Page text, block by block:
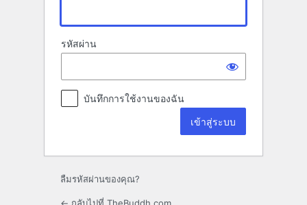
รหัสผ่าน
บันทึกการใช้งานของฉัน
ลืมรหัสผ่านของคุณ?